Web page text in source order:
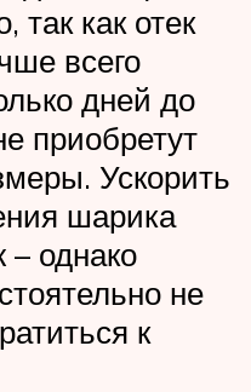
так как отек
всего
дней до
приобретут
Ускорить
шарика
однако
не
к